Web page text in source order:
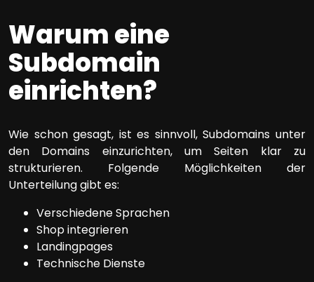
Warum eine
Subdomain
einrichten?
Wie schon gesagt, ist es sinnvoll, Subdomains unter
den Domains einzurichten, um Seiten klar zu
strukturieren. Folgende Möglichkeiten der
Unterteilung gibt es:
Verschiedene Sprachen
Shop integrieren
Landingpages
Technische Dienste